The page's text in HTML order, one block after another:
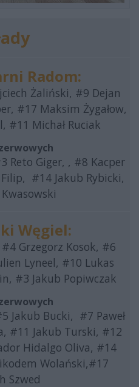
Radom:
Żaliński, #9 Dejan
#17 Maksim Żygałow,
#11 Michał Ruciak
Reto Giger, , #8 Kacper
#14 Jakub Rybicki,
Węgiel:
Grzegorz Kosok, #6
Lyneel, #10 Lukas
#3 Jakub Popiwczak
Jakub Bucki, #7 Paweł
#11 Jakub Turski, #12
Hidalgo Oliva, #14
Wolański,#17
Szwed